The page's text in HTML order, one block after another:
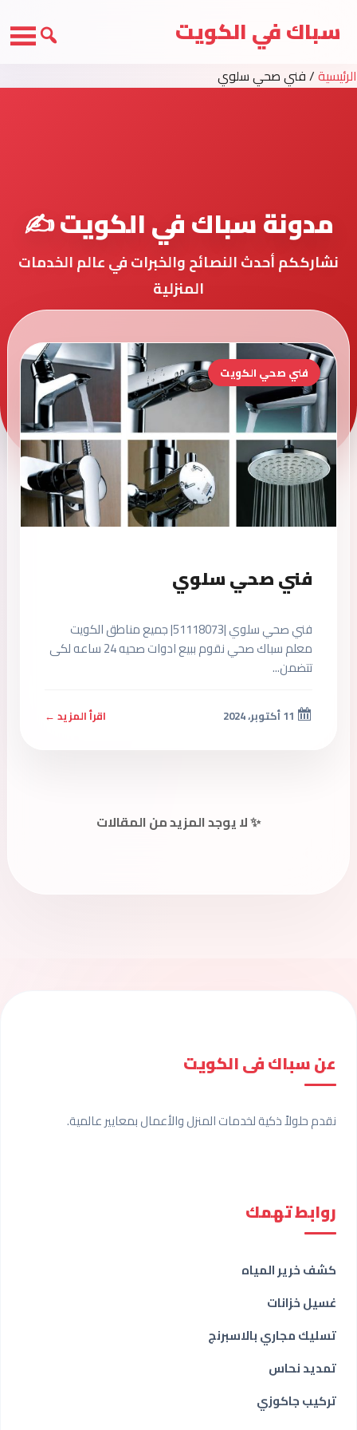
سباك في الكويت
الرئيسية/فني صحي سلوي
مدونة سباك في الكويت ✍️
نشارككم أحدث النصائح والخبرات في عالم الخدمات
المنزلية
فني صحي الكويت
فني صحي سلوي
فني صحي سلوي |51118073| جميع مناطق الكويت
معلم سباك صحي نقوم ببيع ادوات صحيه 24 ساعه لكى
تتضمن...
اقرأ المزيد ←
✨ لا يوجد المزيد من المقالات
عن سباك فى الكويت
نقدم حلولاً ذكية لخدمات المنزل والأعمال بمعايير عالمية.
روابط تهمك
كشف خرير المياه
غسيل خزانات
تسليك مجاري بالاسبرنج
تمديد نحاس
تركيب جاكوزي